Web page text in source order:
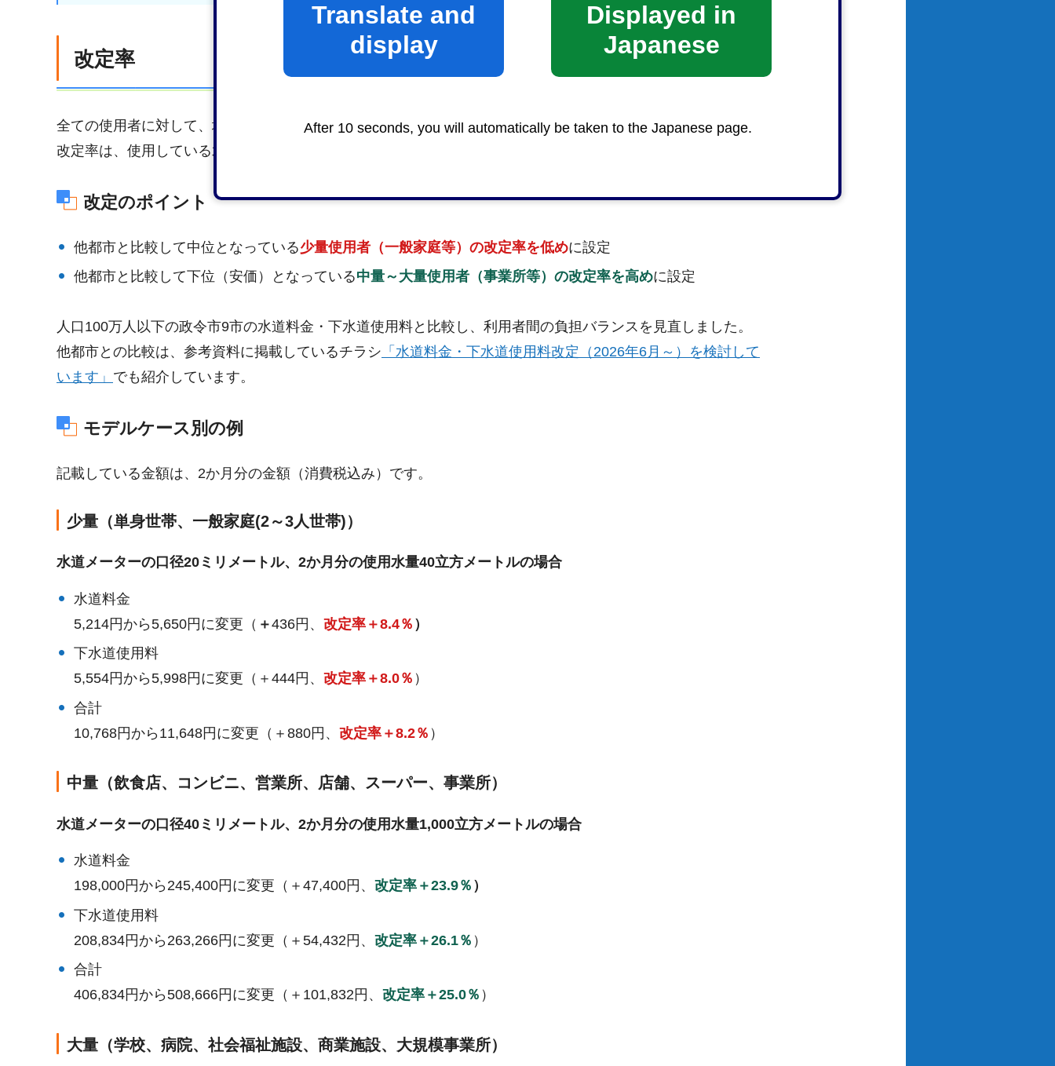
Translate and
display
Displayed in
Japanese
After 10 seconds, you will automatically be taken to the Japanese page.
改定率
全ての使用者に対して、増額の改定となります。
改定率は、使用している水道メーターの口径や使用した水量によって異なります。
改定のポイント
他都市と比較して中位となっている少量使用者（一般家庭等）の改定率を低めに設定
他都市と比較して下位（安価）となっている中量～大量使用者（事業所等）の改定率を高めに設定
人口100万人以下の政令市9市の水道料金・下水道使用料と比較し、利用者間の負担バランスを見直しました。
他都市との比較は、参考資料に掲載しているチラシ 「水道料金・下水道使用料改定（2026年6月～）を検討して
います」 でも紹介しています。
モデルケース別の例
記載している金額は、2か月分の金額（消費税込み）です。
少量（単身世帯、一般家庭(2～3人世帯)）
水道メーターの口径20ミリメートル、2か月分の使用水量40立方メートルの場合
水道料金
5,214円から5,650円に変更（ ＋436円、 改定率＋8.4％ ）
下水道使用料
5,554円から5,998円に変更（＋444円、 改定率＋8.0％ ）
合計
10,768円から11,648円に変更（＋880円、 改定率＋8.2％ ）
中量（飲食店、コンビニ、営業所、店舗、スーパー、事業所）
水道メーターの口径40ミリメートル、2か月分の使用水量1,000立方メートルの場合
水道料金
198,000円から245,400円に変更（＋47,400円、 改定率＋23.9％ ）
下水道使用料
208,834円から263,266円に変更（＋54,432円、 改定率＋26.1％ ）
合計
406,834円から508,666円に変更（＋101,832円、 改定率＋25.0％ ）
大量（学校、病院、社会福祉施設、商業施設、大規模事業所）